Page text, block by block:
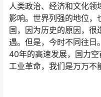
人类政治、经济和文化领
影响。世界列强的地位，
国，因为历史的原因，
遇。但是，今时不同往日
40年的高速发展，国力
工业革命，我们是万万不